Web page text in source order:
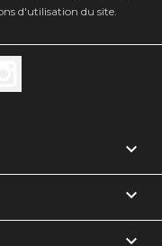
d'utilisation du site.


